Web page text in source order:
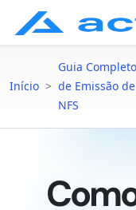
Início >
Guia Completo
de Emissão de
NFS